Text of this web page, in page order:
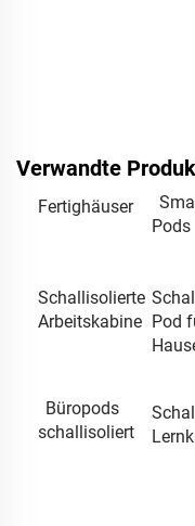
Verwandte
Fertighäuser
Pods
Schallisolierte
Arbeitskabine Pod
Büropods
schallisoliert